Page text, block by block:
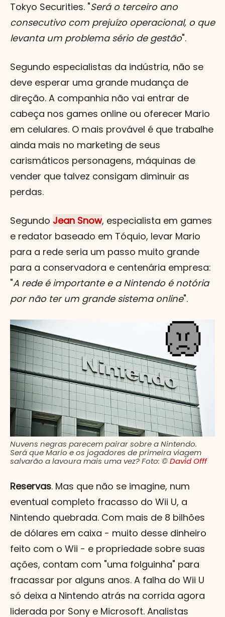
Tokyo Securities. "Será o terceiro ano
consecutivo com prejuízo operacional, o que
levanta um problema sério de gestão".
Segundo especialistas da indústria, não se
deve esperar uma grande mudança de
direção. A companhia não vai entrar de
cabeça nos games online ou oferecer Mario
em celulares. O mais provável é que trabalhe
ainda mais no marketing de seus
carismáticos personagens, máquinas de
vender que talvez consigam diminuir as
perdas.
Segundo Jean Snow, especialista em games
e redator baseado em Tóquio, levar Mario
para a rede seria um passo muito grande
para a conservadora e centenária empresa:
"A rede é importante e a Nintendo é notória
por não ter um grande sistema online".
Nuvens negras parecem pairar sobre a Nintendo.
Será que Mario e os jogadores de primeira viagem
salvarão a lavoura mais uma vez? Foto: ©David Offf
Reservas. Mas que não se imagine, num
eventual completo fracasso do Wii U, a
Nintendo quebrada. Com mais de 8 bilhões
de dólares em caixa - muito desse dinheiro
feito com o Wii - e propriedade sobre suas
ações, contam com "uma folguinha" para
fracassar por alguns anos. A falha do Wii U
só deixa a Nintendo atrás na corrida agora
liderada por Sony e Microsoft. Analistas